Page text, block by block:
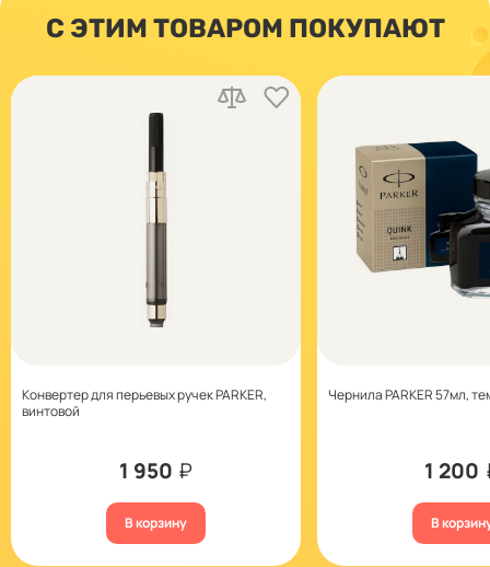
С ЭТИМ ТОВАРОМ ПОКУПАЮТ
Конвертер для перьевых ручек PARKER,
винтовой
1 950 ₽
В корзину
Чернила PARKER 57мл,
1 200
В